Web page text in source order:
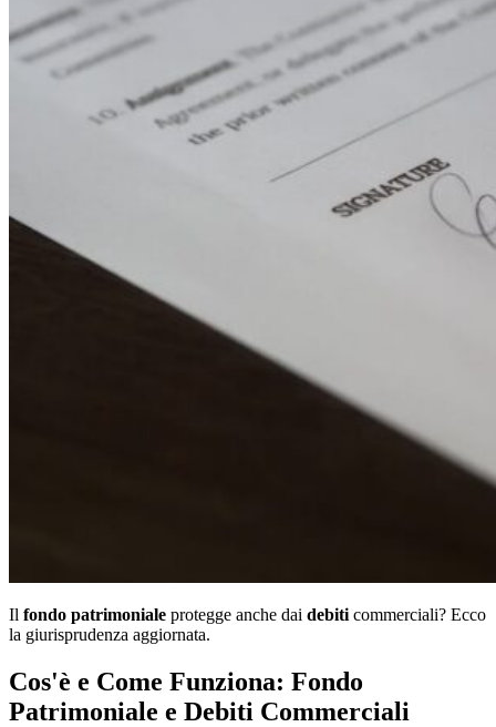
Il fondo patrimoniale protegge anche dai debiti commerciali? Ecco
la giurisprudenza aggiornata.
Cos'è e Come Funziona: Fondo
Patrimoniale e Debiti Commerciali